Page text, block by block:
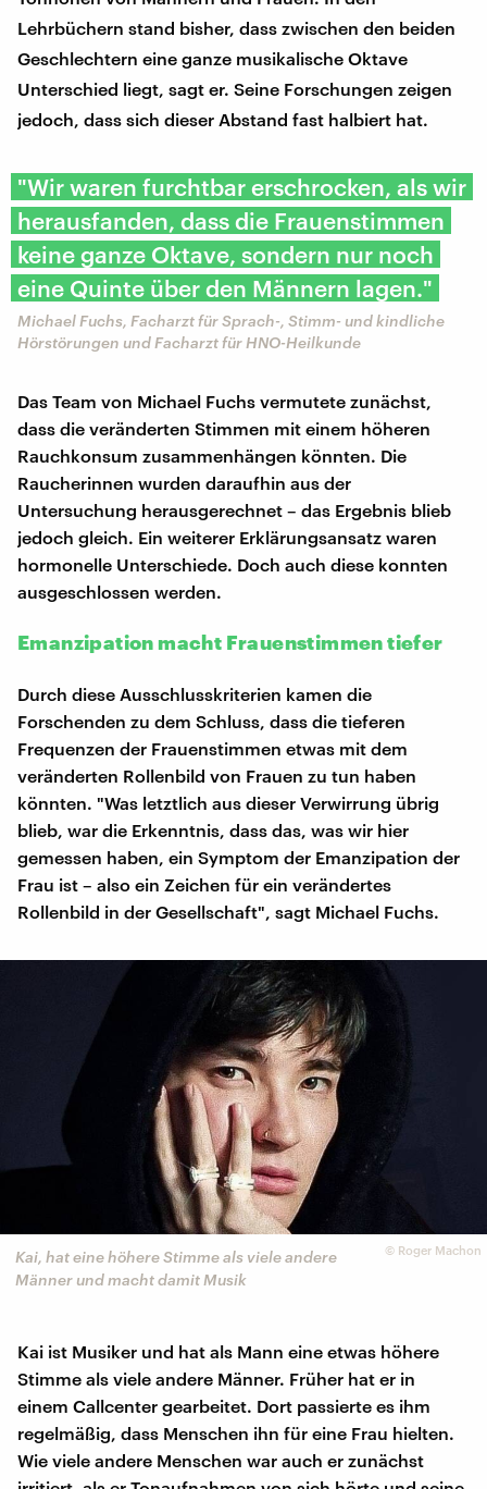
Lehrbüchern stand bisher, dass zwischen den beiden
Geschlechtern eine ganze musikalische Oktave
Unterschied liegt, sagt er. Seine Forschungen zeigen
jedoch, dass sich dieser Abstand fast halbiert hat.
"Wir waren furchtbar erschrocken, als wir
herausfanden, dass die Frauenstimmen
keine ganze Oktave, sondern nur noch
eine Quinte über den Männern lagen."
Michael Fuchs, Facharzt für Sprach-, Stimm- und kindliche
Hörstörungen und Facharzt für HNO-Heilkunde
Das Team von Michael Fuchs vermutete zunächst,
dass die veränderten Stimmen mit einem höheren
Rauchkonsum zusammenhängen könnten. Die
Raucherinnen wurden daraufhin aus der
Untersuchung herausgerechnet – das Ergebnis blieb
jedoch gleich. Ein weiterer Erklärungsansatz waren
hormonelle Unterschiede. Doch auch diese konnten
ausgeschlossen werden.
Emanzipation macht Frauenstimmen tiefer
Durch diese Ausschlusskriterien kamen die
Forschenden zu dem Schluss, dass die tieferen
Frequenzen der Frauenstimmen etwas mit dem
veränderten Rollenbild von Frauen zu tun haben
könnten. "Was letztlich aus dieser Verwirrung übrig
blieb, war die Erkenntnis, dass das, was wir hier
gemessen haben, ein Symptom der Emanzipation der
Frau ist – also ein Zeichen für ein verändertes
Rollenbild in der Gesellschaft", sagt Michael Fuchs.
© Roger Machon
Kai, hat eine höhere Stimme als viele andere
Männer und macht damit Musik
Kai ist Musiker und hat als Mann eine etwas höhere
Stimme als viele andere Männer. Früher hat er in
einem Callcenter gearbeitet. Dort passierte es ihm
regelmäßig, dass Menschen ihn für eine Frau hielten.
Wie viele andere Menschen war auch er zunächst